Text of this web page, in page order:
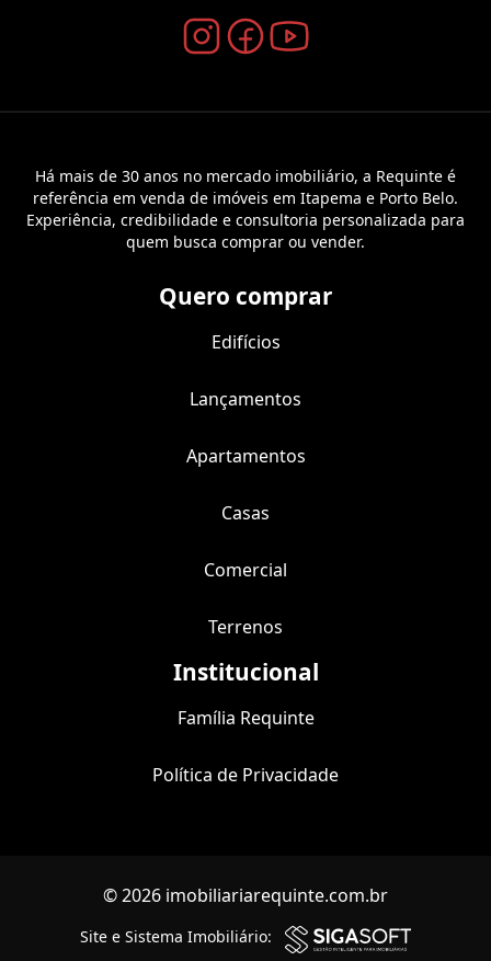
Há mais de 30 anos no mercado imobiliário, a Requinte é
referência em venda de imóveis em Itapema e Porto Belo.
Experiência, credibilidade e consultoria personalizada para
quem busca comprar ou vender.
Quero comprar
Edifícios
Lançamentos
Apartamentos
Casas
Comercial
Terrenos
Institucional
Família Requinte
Política de Privacidade
© 2026 imobiliariarequinte.com.br
Site e Sistema Imobiliário: